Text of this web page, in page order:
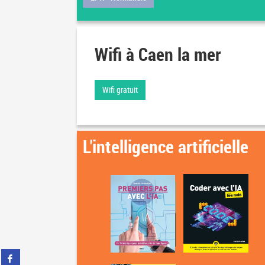
Partager
Wifi à Caen la mer
Wifi gratuit
L'intelligence artificielle